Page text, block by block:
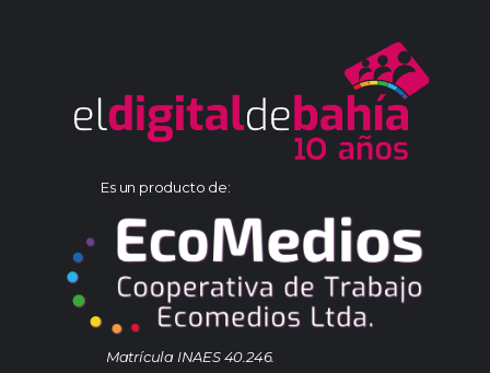
Es un producto de:
Matrícula INAES 40.246.